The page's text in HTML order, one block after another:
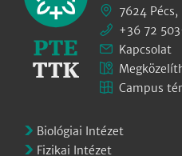
7624
+36 72
Kapcsolat
Campus
Biológiai Intézet
Fizikai Intézet